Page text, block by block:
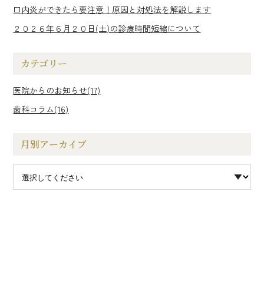
口内炎ができたら要注意！原因と対処法を解説します
２０２６年６月２０日(土)の診療時間短縮について
カテゴリー
医院からのお知らせ(17)
歯科コラム(16)
月別アーカイブ